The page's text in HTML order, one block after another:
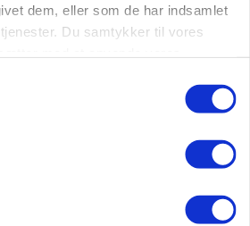
dem, eller som de har indsamlet
Du samtykker til vores
Her er efterårets største